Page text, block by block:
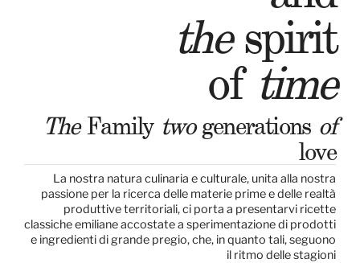
thespirit
of time
TheFamily twogenerations of
love
La nostra natura culinaria e culturale, unita alla nostra
passione per la ricerca delle materie prime e delle realtà
produttive territoriali, ci porta a presentarvi ricette
classiche emiliane accostate a sperimentazione di prodotti
e ingredienti di grande pregio, che, in quanto tali, seguono
il ritmo delle stagioni